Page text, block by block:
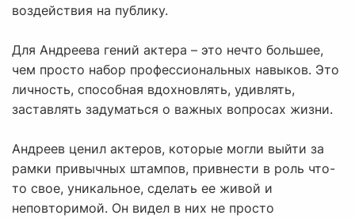
воздействия на публику.
Для Андреева гений актера – это нечто большее,
чем просто набор профессиональных навыков. Это
личность, способная вдохновлять, удивлять,
заставлять задуматься о важных вопросах жизни.
Андреев ценил актеров, которые могли выйти за
рамки привычных штампов, привнести в роль что-
то свое, уникальное, сделать ее живой и
неповторимой. Он видел в них не просто